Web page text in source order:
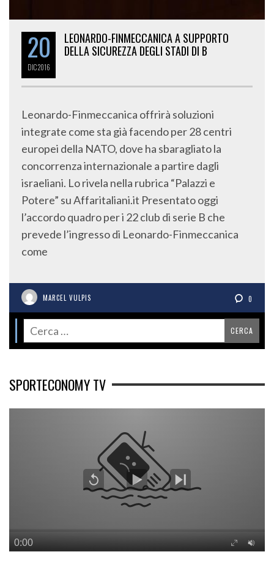
20
DIC2016
LEONARDO-FINMECCANICA A SUPPORTO
DELLA SICUREZZA DEGLI STADI DI B
Leonardo-Finmeccanica offrirà soluzioni
integrate come sta già facendo per 28 centri
europei della NATO, dove ha sbaragliato la
concorrenza internazionale a partire dagli
israeliani. Lo rivela nella rubrica “Palazzi e
Potere” su Affaritaliani.it Presentato oggi
l’accordo quadro per i 22 club di serie B che
prevede l’ingresso di Leonardo-Finmeccanica
come
MARCEL VULPIS 0
SPORTECONOMY TV